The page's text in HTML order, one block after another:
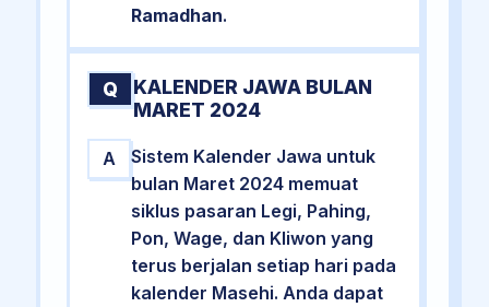
Ramadhan.
Q
KALENDER JAWA BULAN
MARET 2024
A
Sistem Kalender Jawa untuk
bulan Maret 2024 memuat
siklus pasaran Legi, Pahing,
Pon, Wage, dan Kliwon yang
terus berjalan setiap hari pada
kalender Masehi. Anda dapat